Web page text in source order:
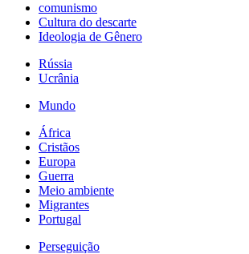
comunismo
Cultura do descarte
Ideologia de Gênero
Rússia
Ucrânia
Mundo
África
Cristãos
Europa
Guerra
Meio ambiente
Migrantes
Portugal
Perseguição